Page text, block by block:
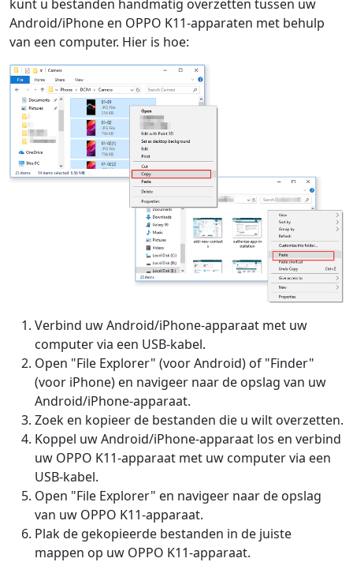
kunt u bestanden handmatig overzetten tussen uw
Android/iPhone en OPPO K11-apparaten met behulp
van een computer. Hier is hoe:
Verbind uw Android/iPhone-apparaat met uw
computer via een USB-kabel.
Open "File Explorer" (voor Android) of "Finder"
(voor iPhone) en navigeer naar de opslag van uw
Android/iPhone-apparaat.
Zoek en kopieer de bestanden die u wilt overzetten.
Koppel uw Android/iPhone-apparaat los en verbind
uw OPPO K11-apparaat met uw computer via een
USB-kabel.
Open "File Explorer" en navigeer naar de opslag
van uw OPPO K11-apparaat.
Plak de gekopieerde bestanden in de juiste
mappen op uw OPPO K11-apparaat.
Dansk Ελληνικά
Türk
русский
हिंदी
Bahasa Melayu
ไทย
Română
Polskie
Gaeilge
繁體中文